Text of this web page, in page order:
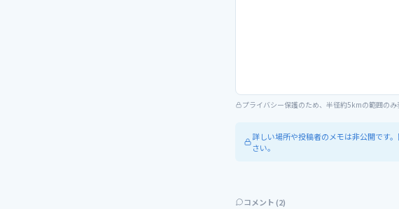
プライバシー保護のため、半径約5kmの範囲のみ
詳しい場所や投稿者のメモは非公開です
さい。
コメント (2)